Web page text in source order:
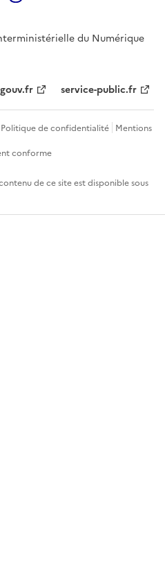
du Numérique
service-public.fr
Politique de confidentialité Mentions
conforme
de ce site est disponible sous